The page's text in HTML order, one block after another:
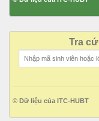
Tra
© Dữ liệu của ITC-HUBT